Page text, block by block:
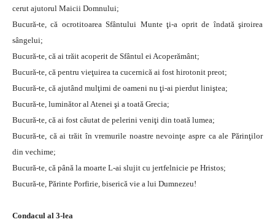
cerut ajutorul Maicii Domnului;
Bucură-te, că ocrotitoarea Sfântului Munte ţi-a oprit de îndată şiroirea
sângelui;
Bucură-te, că ai trăit acoperit de Sfântul ei Acoperământ;
Bucură-te, că pentru vieţuirea ta cucernică ai fost hirotonit preot;
Bucură-te, că ajutând mulţimi de oameni nu ţi-ai pierdut liniştea;
Bucură-te, luminător al Atenei şi a toată Grecia;
Bucură-te, că ai fost căutat de pelerini veniţi din toată lumea;
Bucură-te, că ai trăit în vremurile noastre nevoinţe aspre ca ale Părinţilor
din vechime;
Bucură-te, că până la moarte L-ai slujit cu jertfelnicie pe Hristos;
Bucură-te, Părinte Porfirie, biserică vie a lui Dumnezeu!
Condacul al 3-lea